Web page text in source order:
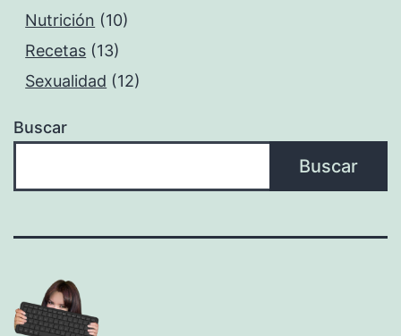
Nutrición (10)
Recetas (13)
Sexualidad (12)
Buscar
Buscar